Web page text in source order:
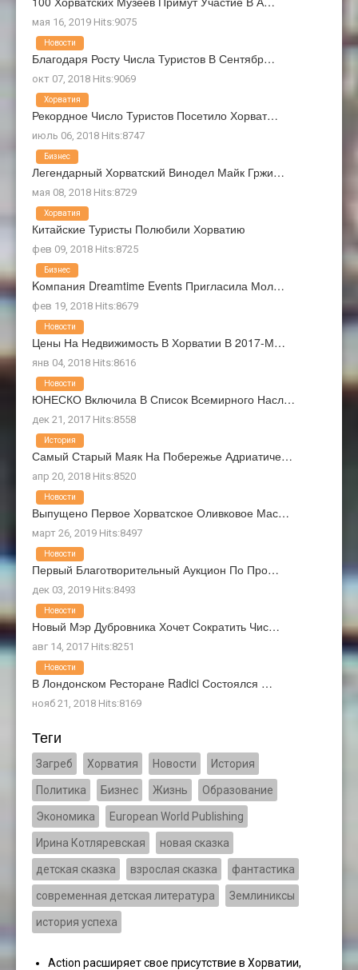
мая 16, 2019 Hits:9075
Благодаря Росту Числа Туристов В Сентябр…
окт 07, 2018 Hits:9069
Новости
Рекордное Число Туристов Посетило Хорват…
июль 06, 2018 Hits:8747
Хорватия
Легендарный Хорватский Винодел Майк Гржи…
мая 08, 2018 Hits:8729
Бизнес
Китайские Туристы Полюбили Хорватию
фев 09, 2018 Hits:8725
Хорватия
Kомпания Dreamtime Events Пригласила Мол…
фев 19, 2018 Hits:8679
Бизнес
Цены На Недвижимость В Хорватии В 2017-М…
янв 04, 2018 Hits:8616
Новости
ЮНЕСКО Включила В Список Всемирного Насл…
дек 21, 2017 Hits:8558
Новости
Самый Старый Маяк На Побережье Адриатиче…
апр 20, 2018 Hits:8520
История
Выпущено Первое Хорватское Оливковое Мас…
март 26, 2019 Hits:8497
Новости
Первый Благотворительный Аукцион По Про…
дек 03, 2019 Hits:8493
Новости
Новый Мэр Дубровника Хочет Сократить Чис…
авг 14, 2017 Hits:8251
Новости
В Лондонском Ресторане Radici Состоялся …
нояб 21, 2018 Hits:8169
Новости
Теги
Загреб Хорватия Новости История
Политика Бизнес Жизнь Образование
Экономика European World Publishing
Ирина Котляревская новая сказка
детская сказка взрослая сказка фантастика
современная детская литература Землиниксы
история успеха
Action расширяет свое присутствие в Хорватии,